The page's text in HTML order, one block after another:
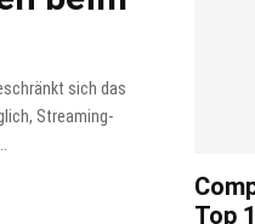
sich das
Streaming-
Top